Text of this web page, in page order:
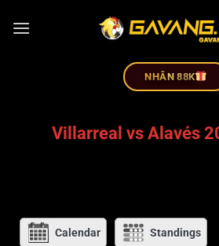
NHÂN 88K
Villarreal vs Alavés
Calendar Standings